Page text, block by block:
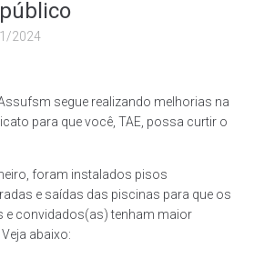
2024
segue realizando melhorias na
para que você, TAE, possa curtir o
foram instalados pisos
e saídas das piscinas para que os
e convidados(as) tenham maior
abaixo: